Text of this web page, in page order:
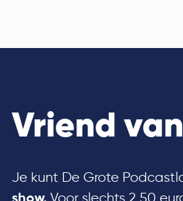
Vriend
Je kunt De Grote